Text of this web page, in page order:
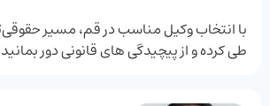
با انتخاب وکیل مناسب در قم، مسیر
طی کرده و از پیچیدگی ‌های قانونی دور